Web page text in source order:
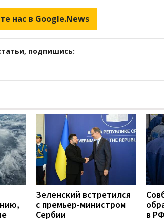
нас в Google.News
подпишись:
Зеленский встретился
с премьер-министром
Сербии
в РФ